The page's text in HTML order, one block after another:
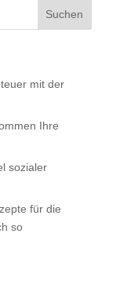
mit der
Ihre
sozialer
für die
so